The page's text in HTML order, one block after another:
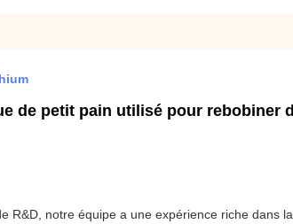
de petit pain utilisé pour rebobiner
notre équipe a une expérience riche dans